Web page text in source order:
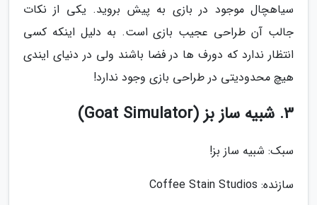
سیاهچال موجود در بازی به پیش بروید. یکی از نکات
جالب آن طراحی عجیب بازی است. به دلیل اینکه کسی
انتظار ندارد که دورف ها در فضا باشند ولی در دنیای ایندی
هیچ محدودیتی در طراحی بازی وجود ندارد!
3. شبیه ساز بز (Goat Simulator)
سبک: شبیه ساز بز!
سازنده: Coffee Stain Studios